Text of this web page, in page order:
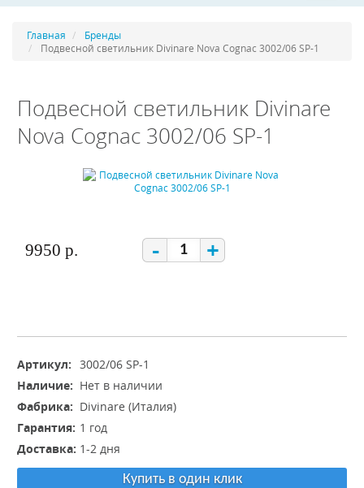
Главная
Бренды
Подвесной светильник Divinare Nova Cognac 3002/06 SP-1
Подвесной светильник Divinare
Nova Cognac 3002/06 SP-1
9950 р. - +
Артикул: 3002/06 SP-1
Наличие: Нет в наличии
Фабрика: Divinare (Италия)
Гарантия: 1 год
Доставка: 1-2 дня
Купить в один клик